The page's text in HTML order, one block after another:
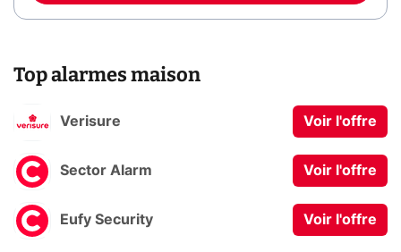
Top alarmes maison
Verisure Voir l'offre
Sector Alarm Voir l'offre
Eufy Security Voir l'offre